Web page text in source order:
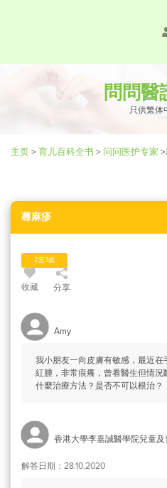
問問醫
只供繁体
主页> 育儿百科全书 > 问问医护专家 >
蕁麻疹
2至3歲
收藏 分享
Amy
我小朋友一向皮膚有敏感，最近
紅腫，非常痕癢，曾看醫生但情
什麼治療方法？是否不可以根治？
香港大學李嘉誠醫學院兒童
解答日期：28.10.2020